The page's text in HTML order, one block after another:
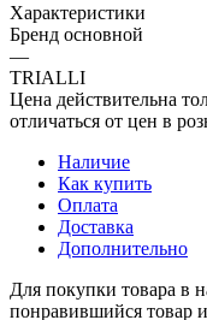
Характеристики
Бренд основной
—
TRIALLI
Цена действительна
отличаться от цен в
Наличие
Как купить
Оплата
Доставка
Дополнительно
Для покупки товара в
понравившийся товар